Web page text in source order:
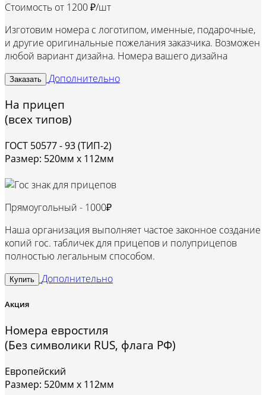
Стоимость от 1200 ₽/шт
Изготовим номера с логотипом, именные, подарочные,
и другие оригинальные пожелания заказчика. Возможен
любой вариант дизайна. Номера вашего дизайна
Заказать Дополнительно
На прицеп
(всех типов)
ГОСТ 50577 - 93 (ТИП-2)
Размер: 520мм х 112мм
Прямоугольный - 1000₽
Наша организация выполняет частое законное создание
копий гос. табличек для прицепов и полуприцепов
полностью легальным способом.
Купить Дополнительно
Акция
Номера евростиля
(Без символики RUS, флага РФ)
Европейский
Размер: 520мм х 112мм